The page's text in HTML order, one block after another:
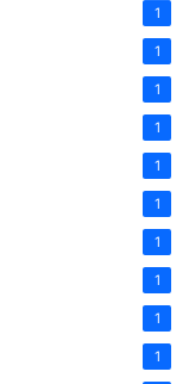
1
1
1
1
1
1
1
1
1
1